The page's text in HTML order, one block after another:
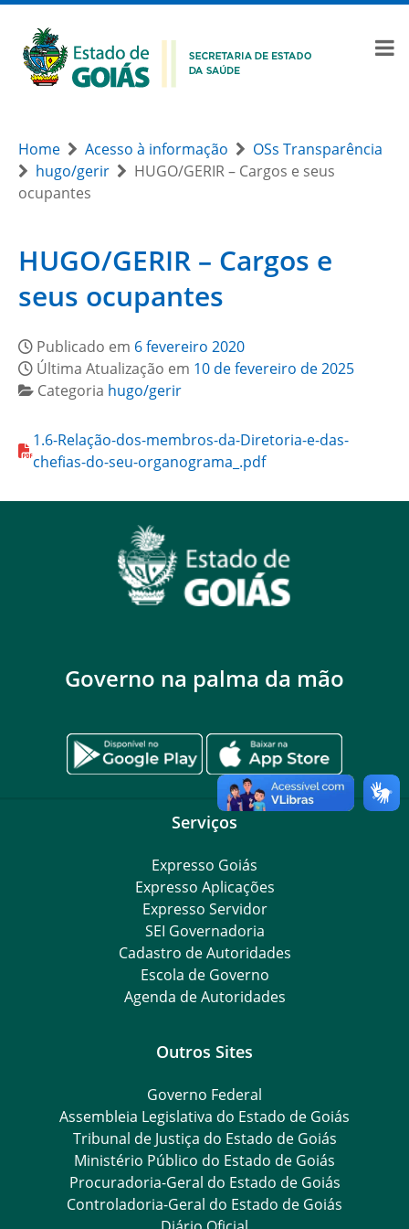
Home Acesso à informação
OSs Transparência
hugo/gerir
HUGO/GERIR – Cargos e seus
ocupantes
HUGO/GERIR – Cargos e
seus ocupantes
Publicado em 6 fevereiro 2020
Última Atualização em 10 de fevereiro de 2025
Categoria hugo/gerir
1.6-Relação-dos-membros-da-Diretoria-e-das-
chefias-do-seu-organograma_.pdf
Governo na palma da mão
Serviços
Expresso Goiás
Expresso Aplicações
Expresso Servidor
SEI Governadoria
Cadastro de Autoridades
Escola de Governo
Agenda de Autoridades
Outros Sites
Governo Federal
Assembleia Legislativa do Estado de Goiás
Tribunal de Justiça do Estado de Goiás
Ministério Público do Estado de Goiás
Procuradoria-Geral do Estado de Goiás
Controladoria-Geral do Estado de Goiás